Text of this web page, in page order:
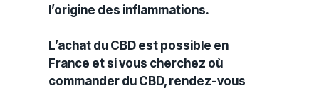
l’origine des inflammations.
L’achat du CBD est possible en
France et si vous cherchez où
commander du CBD, rendez-vous